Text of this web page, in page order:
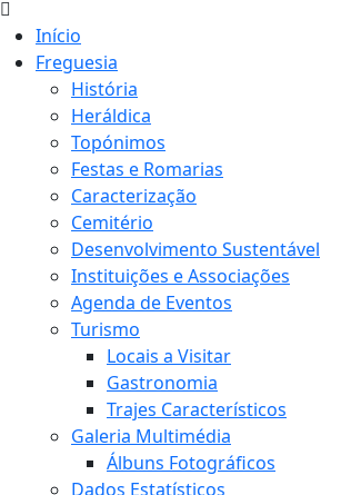
Início
Freguesia
História
Heráldica
Topónimos
Festas e Romarias
Caracterização
Cemitério
Desenvolvimento Sustentável
Instituições e Associações
Agenda de Eventos
Turismo
Locais a Visitar
Gastronomia
Trajes Característicos
Galeria Multimédia
Álbuns Fotográficos
Dados Estatísticos